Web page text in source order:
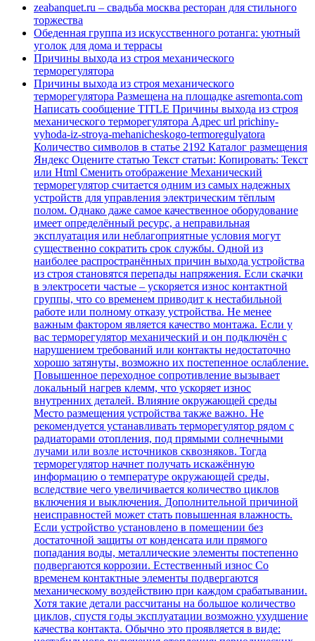
zeabanquet.ru – свадьба москва ресторан для стильного
торжества
Обеденная группа из искусственного ротанга: уютный
уголок для дома и террасы
Причины выхода из строя механического
терморегулятора
Причины выхода из строя механического
терморегулятора Размещена на площадке asremonta.com
Написать сообщение TITLE Причины выхода из строя
механического терморегулятора Адрес url prichiny-
vyhoda-iz-stroya-mehanicheskogo-termoregulyatora
Количество символов в статье 2192 Каталог размещения
Яндекс Оцените статью Текст статьи: Копировать: Текст
или Html Cменить отображение Механический
терморегулятор считается одним из самых надежных
устройств для управления электрическим тёплым
полом. Однако даже самое качественное оборудование
имеет определённый ресурс, а неправильная
эксплуатация или неблагоприятные условия могут
существенно сократить срок службы. Одной из
наиболее распространённых причин выхода устройства
из строя становятся перепады напряжения. Если скачки
в электросети частые – ускоряется износ контактной
группы, что со временем приводит к нестабильной
работе или полному отказу устройства. Не менее
важным фактором является качество монтажа. Если у
вас терморегулятор механический и он подключён с
нарушением требований или контакты недостаточно
хорошо затянуты, возможно их постепенное ослабление.
Повышенное переходное сопротивление вызывает
локальный нагрев клемм, что ускоряет износ
внутренних деталей. Влияние окружающей среды
Место размещения устройства также важно. Не
рекомендуется устанавливать терморегулятор рядом с
радиаторами отопления, под прямыми солнечными
лучами или возле источников сквозняков. Тогда
терморегулятор начнет получать искажённую
информацию о температуре окружающей среды,
вследствие чего увеличивается количество циклов
включения и выключения. Дополнительной причиной
неисправностей может стать повышенная влажность.
Если устройство установлено в помещении без
достаточной защиты от конденсата или прямого
попадания воды, металлические элементы постепенно
подвергаются коррозии. Естественный износ Со
временем контактные элементы подвергаются
механическому воздействию при каждом срабатывании.
Хотя такие детали рассчитаны на большое количество
циклов, спустя годы эксплуатации возможно ухудшение
качества контакта. Обычно это проявляется в виде: